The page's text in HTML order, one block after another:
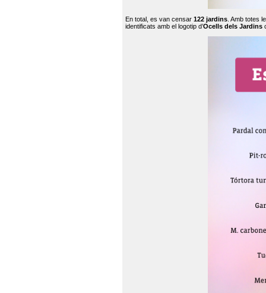
En total, es van censar 122 jardins . Amb totes
identificats amb el logotip d’Ocells dels Jardins